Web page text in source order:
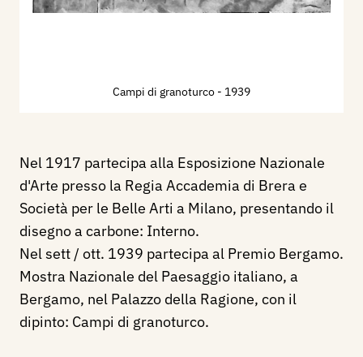
Campi di granoturco - 1939
Nel 1917 partecipa alla Esposizione Nazionale
d'Arte presso la Regia Accademia di Brera e
Società per le Belle Arti a Milano, presentando il
disegno a carbone: Interno.
Nel sett / ott. 1939 partecipa al Premio Bergamo.
Mostra Nazionale del Paesaggio italiano, a
Bergamo, nel Palazzo della Ragione, con il
dipinto: Campi di granoturco.